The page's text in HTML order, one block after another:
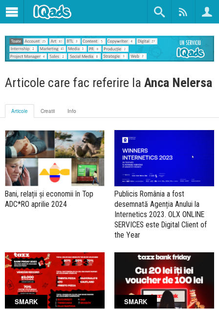
Articole care fac referire la Anca Nelersa
Articole Creatii Info
Bani, relații și economii în Top
ADC*RO aprilie 2024
Publicis România a fost
desemnată Agenția Anului la
Internetics 2023. OLX ONLINE
SERVICES este Digital Client of
the Year
SMARK
SMARK